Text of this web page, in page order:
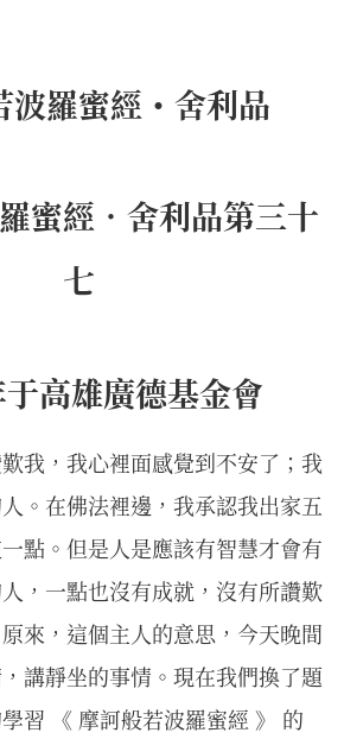
波羅蜜經・舍利品
蜜經．舍利品第三十
七
高雄廣德基金會
我，我心裡面感覺到不安了；我
。在佛法裡邊，我承認我出家五
點。但是人是應該有智慧才會有
，一點也沒有成就，沒有所讚歎
來，這個主人的意思，今天晚間
講靜坐的事情。現在我們換了題
習 《 摩訶般若波羅蜜經 》 的